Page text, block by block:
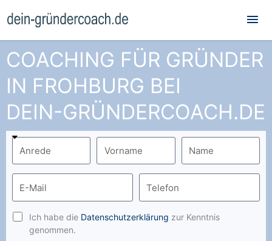
COACHING FÜR GRÜNDER
IN FROHBURG BEI
DEIN-GRÜNDERCOACH.DE
Ich habe die Datenschutzerklärung zur Kenntnis
genommen.